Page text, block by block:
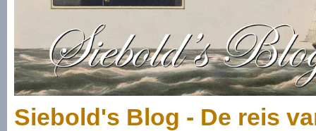
Siebold's Blog - De reis